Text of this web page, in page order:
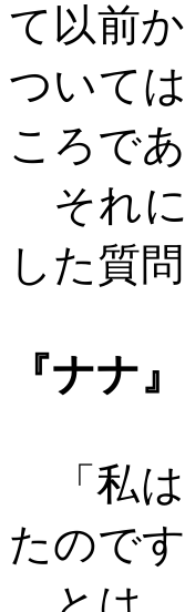
て以前
ついて
ころで
それに
した質
『ナナ
「私は
たのです